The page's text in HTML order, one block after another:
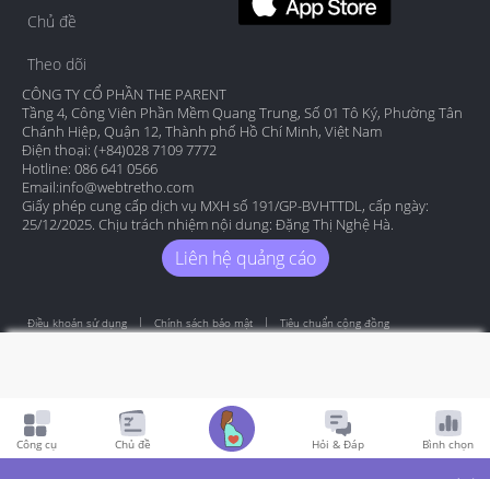
Chủ đề
Theo dõi
CÔNG TY CỔ PHẦN THE PARENT
Tầng 4, Công Viên Phần Mềm Quang Trung, Số 01 Tô Ký, Phường Tân
Chánh Hiệp, Quận 12, Thành phố Hồ Chí Minh, Việt Nam
Điện thoại: (+84)028 7109 7772
Hotline: 086 641 0566
Email:info@webtretho.com
Giấy phép cung cấp dịch vụ MXH số 191/GP-BVHTTDL, cấp ngày:
25/12/2025. Chịu trách nhiệm nội dung: Đặng Thị Nghệ Hà.
Liên hệ quảng cáo
Điều khoản sử dụng Chính sách bảo mật Tiêu chuẩn cộng đồng
Công cụ Chủ đề Hỏi & Đáp Bình chọn